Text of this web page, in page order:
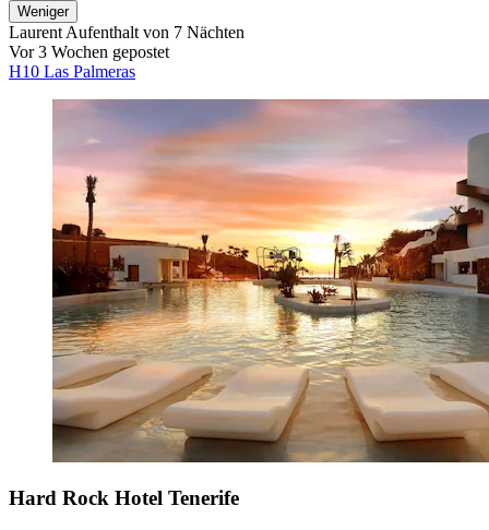
Weniger
Laurent Aufenthalt von 7 Nächten
Vor 3 Wochen gepostet
H10 Las Palmeras
Hard Rock Hotel Tenerife